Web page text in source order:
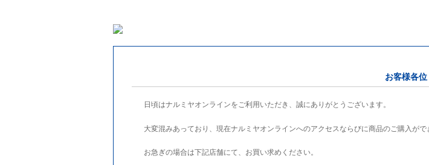
お客様各位
日頃はナルミヤオンラインをご利用いただき、誠にありがとうございます。
大変混みあっており、現在ナルミヤオンラインへのアクセスならびに商品のご購入がで
お急ぎの場合は下記店舗にて、お買い求めください。